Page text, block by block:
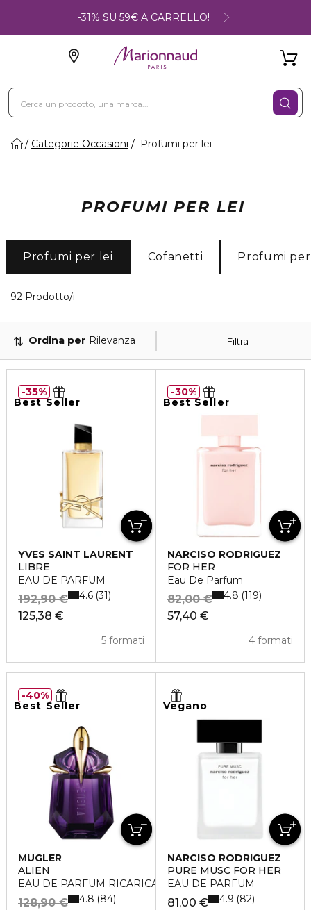
-31% SU 59€ A CARRELLO!
Categorie Occasioni Profumi per lei
PROFUMI PER LEI
Profumi per lei Cofanetti Profumi
92 Prodotto/i
Filtra
Ordina per Rilevanza
Best Seller
YVES SAINT LAURENT
LIBRE
EAU DE PARFUM
125,38 €
192,90 €
5 formati
4.6 31
35%
Best Seller
NARCISO RODRIGUEZ
FOR HER
Eau De Parfum
57,40 €
82,00 €
4 formati
4.8 119
30%
Best Seller
MUGLER
ALIEN
EAU DE PARFUM RICARICABILE
128,90 € 4.8 84
40%
Vegano
NARCISO RODRIGUEZ
PURE MUSC FOR HER
EAU DE PARFUM
81,00 € 4.9 82